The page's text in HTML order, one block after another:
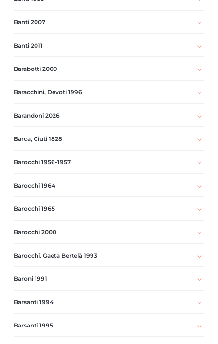
Banti 2007
Banti 2011
Barabotti 2009
Baracchini, Devoti 1996
Barandoni 2026
Barca, Ciuti 1828
Barocchi 1956-1957
Barocchi 1964
Barocchi 1965
Barocchi 2000
Barocchi, Gaeta Bertelà 1993
Baroni 1991
Barsanti 1994
Barsanti 1995